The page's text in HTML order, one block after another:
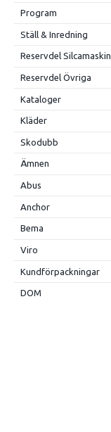
Program
Ställ & Inredning
Reservdel Silcamaskin
Reservdel Övriga
Kataloger
Kläder
Skodubb
Ämnen
Abus
Anchor
Bema
Viro
Kundförpackningar
DOM